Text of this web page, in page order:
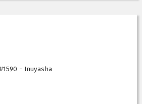
- Inuyasha